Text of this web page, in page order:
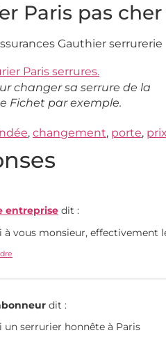
Paris pas
Gauthier serrurerie
changer sa serrure de la
Fichet par exemple.
, changement, porte, prix
entreprise dit :
à vous monsieur, effectivement
dit :
un serrurier honnête à Paris